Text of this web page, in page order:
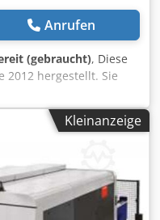
Anrufen
(gebraucht), Diese
2012 hergestellt. Sie
4400 CO2-Laser
Steuerung und einen
Wenn Sie auf der
Angebot in
uns für weitere
Kleinanzeige